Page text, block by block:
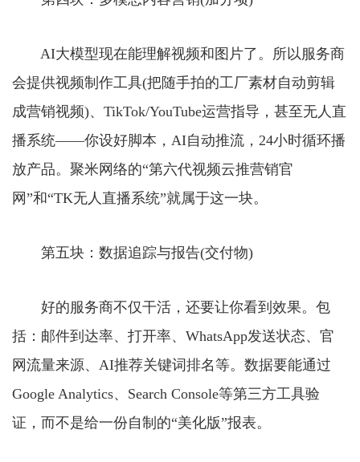
AI大模型现在能理解视频和图片了。所以服务商
会提供视频制作工具(把随手拍的工厂素材自动剪辑
成营销视频)、TikTok/YouTube运营指导，甚至无人直
播系统——你设好脚本，AI自动推流，24小时循环播
放产品。聚米网络的“第六代视频云推营销官
网”和“TK无人直播系统”就属于这一块。
第五块：数据追踪与报告(交付物)
好的服务商不仅干活，还要让你看到效果。包
括：邮件到达率、打开率、WhatsApp发送状态、官
网流量来源、AI推荐关键词排名等。数据要能通过
Google Analytics、Search Console等第三方工具验
证，而不是给一份自制的“美化版”报表。